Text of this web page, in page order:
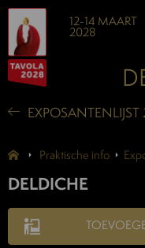
12-14 MAART
2028
Praktische info
DELDICHE